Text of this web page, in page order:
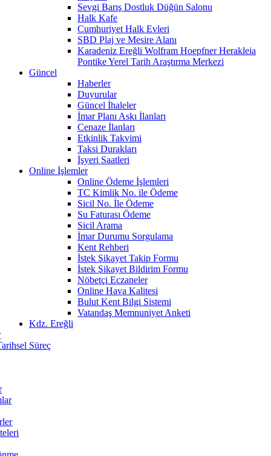
Sevgi Barış Dostluk Düğün Salonu
Halk Kafe
Cumhuriyet Halk Evleri
SBD Plaj ve Mesire Alanı
Karadeniz Ereğli Wolfram Hoepfner Herakleia
Pontike Yerel Tarih Araştırma Merkezi
Güncel
Haberler
Duyurular
Güncel İhaleler
İmar Planı Askı İlanları
Cenaze İlanları
Etkinlik Takvimi
Taksi Durakları
İşyeri Saatleri
Online İşlemler
Online Ödeme İşlemleri
TC Kimlik No. ile Ödeme
Sicil No. İle Ödeme
Su Faturası Ödeme
Sicil Arama
İmar Durumu Sorgulama
Kent Rehberi
İstek Şikayet Takip Formu
İstek Şikayet Bildirim Formu
Nöbetçi Eczaneler
Online Hava Kalitesi
Bulut Kent Bilgi Sistemi
Vatandaş Memnuniyet Anketi
Kdz. Ereğli
Süreç